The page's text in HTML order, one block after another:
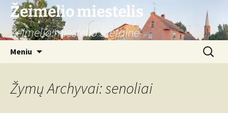
Žeimelio miestelis
Žeimelio miestelio svetainė
Meniu Ieškoti:
Žymų Archyvai: senoliai